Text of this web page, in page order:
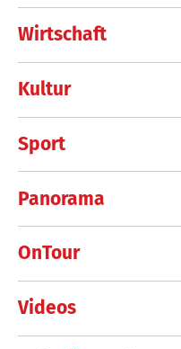
Wirtschaft
Kultur
Sport
Panorama
OnTour
Videos